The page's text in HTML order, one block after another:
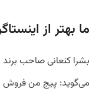
ما بهتر از
بشرا کنعانی صاحب
می‌گوید: پیج من فروش